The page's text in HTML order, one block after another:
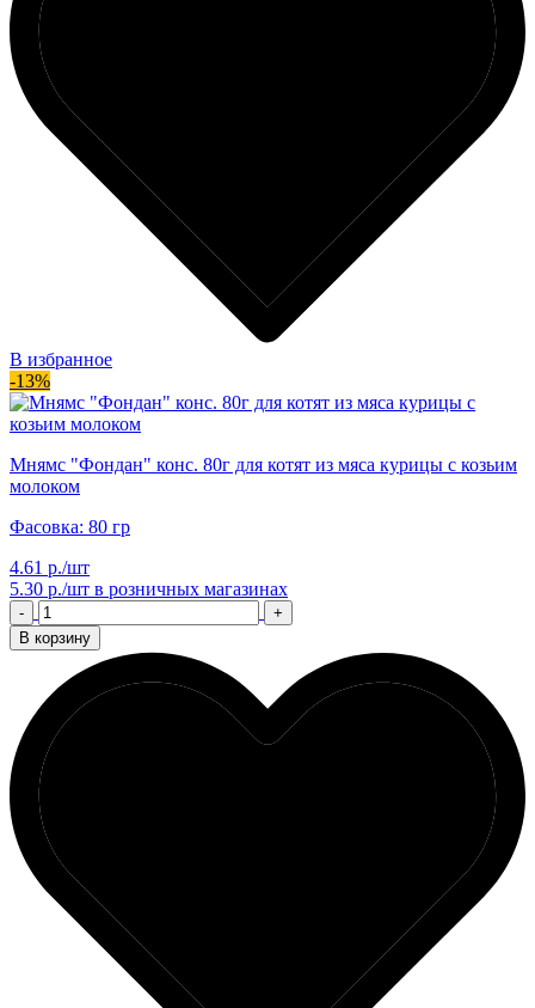
В избранное
-13%
Мнямс "Фондан" конс. 80г для котят из мяса курицы с козьим
молоком
Фасовка: 80 гр
4.61 р./шт
5.30 р./шт в розничных магазинах
-
+
В корзину